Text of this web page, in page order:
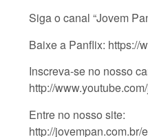
Siga o canal “Jovem
Baixe a Panflix: https://
Inscreva-se no nosso
http://
Entre no nosso site:
http://jovempan.com.br/